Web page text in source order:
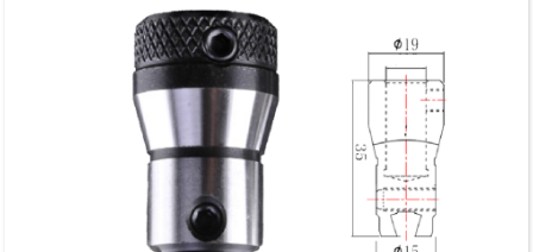
สำหรับขอบด้านล่างของลามิเนตและเมลามีนสองด้านที่
ยอดเยี่ยมสามารถใช้กับไม้เนื้อแข็งและวัสดุผสมไม้อื่น ๆ
สำหรับอัตราการป้อนที่รวดเร็วบนเราเตอร์ CNC, เครื่อง
แมชชีนเซ็นเตอร์ และเครื่องแบบจุดต่อจุดสำหรับการริป,
การปรับขนาดแผง, เทมเพลตเราเตอร์ และแอปพลิเคชัน
การกำหนดเส้นทางอื่นๆ